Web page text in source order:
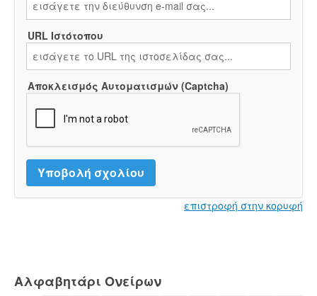
URL Ιστότοπου
Αποκλεισμός Αυτοματισμών (Captcha)
επιστροφή στην κορυφή
Αλφαβητάρι Ονείρων